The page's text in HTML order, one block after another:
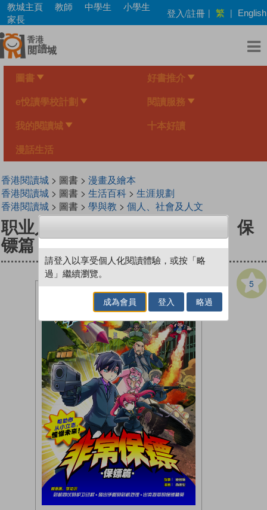
Skip
main
content
教城主頁 教師 中學生
小學生
家長
登入/註冊 | 繁 | English
圖書 好書推介
e悅讀學校計劃 閱讀服務
我的閱讀城 十本好讀
漫話生活
香港閱讀城> 圖書 > 漫畫及繪本
香港閱讀城> 圖書 > 生活百科> 生涯規劃
香港閱讀城> 圖書 > 學與教 > 個人、社會及人文
职业人气王 17 ~《 非常保镖 》 保
镖篇
5
請登入以享受個人化閱讀體驗，或按「略
過」繼續瀏覽。
成為會員 登入 略過